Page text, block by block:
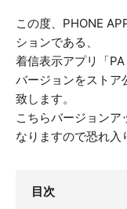
この度、PHONE
ションである、
着信表示アプリ「
バージョンをストア
致します。
こちらバージョンア
なりますので恐れ入
目次